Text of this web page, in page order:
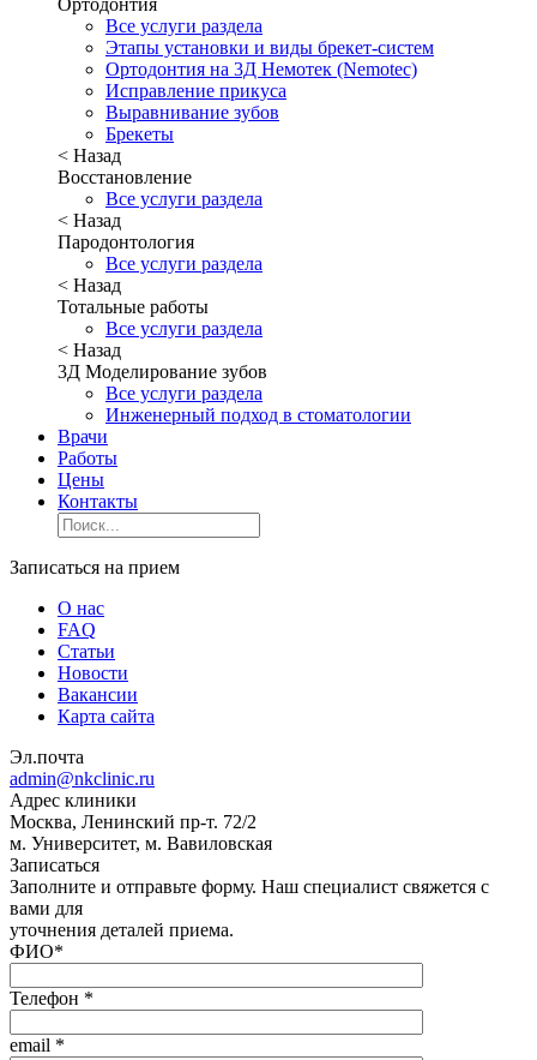
Все услуги раздела
Этапы установки и виды брекет-систем
Ортодонтия на 3Д Немотек (Nemotec)
Исправление прикуса
Выравнивание зубов
Брекеты
< Назад
Восстановление
Все услуги раздела
< Назад
Пародонтология
Все услуги раздела
< Назад
Тотальные работы
Все услуги раздела
< Назад
3Д Моделирование зубов
Все услуги раздела
Инженерный подход в стоматологии
Врачи
Работы
Цены
Контакты
Записаться на прием
О нас
FAQ
Статьи
Новости
Вакансии
Карта сайта
Эл.почта
admin@nkclinic.ru
Адрес клиники
Москва, Ленинский пр-т. 72/2
м. Университет, м. Вавиловская
Записаться
Заполните и отправьте форму. Наш специалист свяжется с
вами для
уточнения деталей приема.
ФИО*
Телефон *
email *